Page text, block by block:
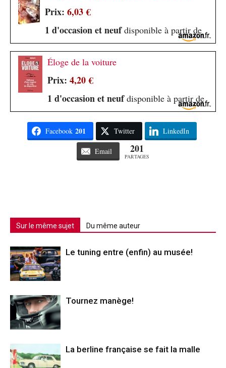
Prix: 6,03 €
1 d'occasion et neufdisponible à partir de
Éloge de la voiture
Prix: 4,20 €
1 d'occasion et neufdisponible à partir de
Facebook 201 Twitter LinkedIn
Email 201
PARTAGES
Sur le même sujet Du même auteur
Le tuning entre (enfin) au musée!
Tournez manège!
La berline française se fait la malle